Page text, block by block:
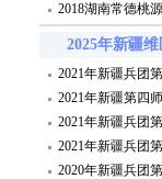
2018湖南常德桃
2025年新疆
2021年新疆兵团
2021年新疆第四
2021年新疆兵团
2021年新疆兵团
2020年新疆兵团